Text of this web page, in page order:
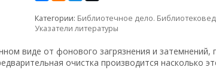
Категории: Библиотечное дело.
Указатели литературы
виде от фонового загрязнения и затемнений,
очистка производится насколько